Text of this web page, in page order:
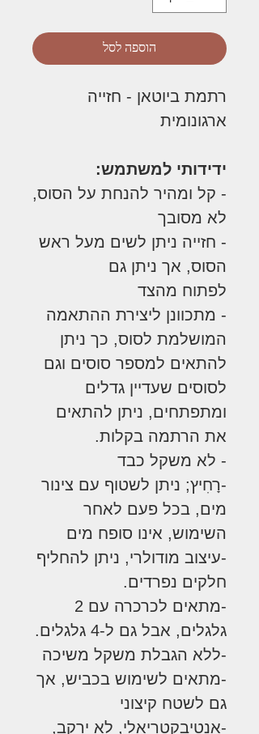
הוספה לסל
רתמת ביוטאן - חזייה
ארגונומית
ידידותי למשתמש:
- קל ומהיר להנחת על הסוס,
לא מסובך
- חזייה ניתן לשים מעל ראש
הסוס, אך ניתן גם
לפתוח מהצד
- מתכוונן ליצירת ההתאמה
המושלמת לסוס, כך ניתן
להתאים למספר סוסים וגם
לסוסים שעדיין גדלים
ומתפתחים, ניתן להתאים
את הרתמה בקלות.
- לא משקל כבד
-רָחִיץ; ניתן לשטוף עם צינור
מים, בכל פעם לאחר
השימוש, אינו סופח מים
-עיצוב מודולרי, ניתן להחליף
חלקים נפרדים.
-מתאים לכרכרה עם 2
גלגלים, אבל גם ל-4 גלגלים.
-ללא הגבלת משקל משיכה
-מתאים לשימוש בכביש, אך
גם לשטח קיצוני
-אנטיבקטריאלי, לא ירקב,